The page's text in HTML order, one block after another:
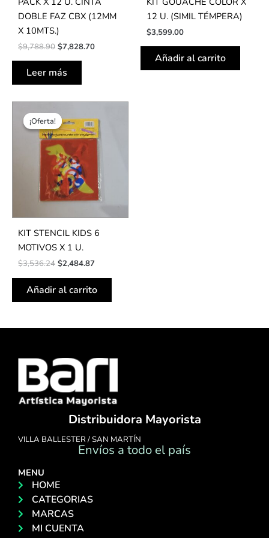
DOBLE FAZ CBX (12MM
X 10MTS.)
$9,788.90 $7,828.70
Leer más
12 U. (SIMIL TÉMPERA)
$3,599.00
Añadir al carrito
¡Oferta!
¡Oferta!
KIT STENCIL KIDS 6
MOTIVOS X 1 U.
$3,536.24
precio
original
era:
$3,536.24.
$2,484.87
precio
actual
es:
Añadir al carrito
Distribuidora Mayorista
VILLA BALLESTER / SAN MARTÍN
Envíos a todo el país
MENU
HOME
CATEGORIAS
MARCAS
MI CUENTA